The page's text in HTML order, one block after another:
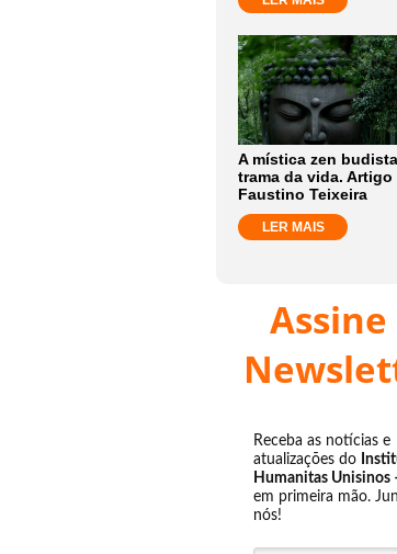
A mística zen
trama da vida. Artigo
Faustino Teixeira
LER MAIS
Assine
Receba as notícias e
atualizações do
Humanitas Unisinos
em primeira mão.
nós!